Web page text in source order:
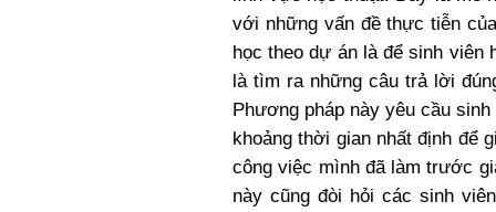
với những vấn đề thực tiễn
học theo dự án là để sinh viên
là tìm ra những câu trả lời
Phương pháp này yêu cầu
khoảng thời gian nhất định để
công việc mình đã làm trước
này cũng đòi hỏi các sinh